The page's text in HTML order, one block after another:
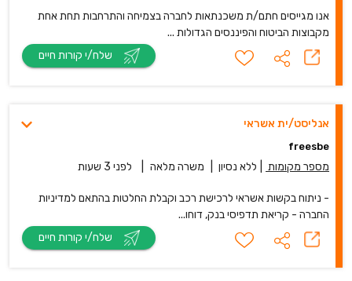
אנו מגייסים חתם/ת משכנתאות לחברה בצמיחה והתרחבות תחת אחת
מקבוצות הביטוח והפיננסים הגדולות ...
אנליסט/ית אשראי
freesbe
מספר מקומות ללא נסיון משרה מלאה לפני 3 שעות
- ניתוח בקשות אשראי לרכישת רכב וקבלת החלטות בהתאם למדיניות
החברה - קריאת תדפיסי בנק, דוחו...